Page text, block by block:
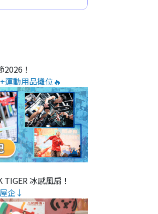
2026！
運動用品攤位🔥
冰感風扇！
企↓